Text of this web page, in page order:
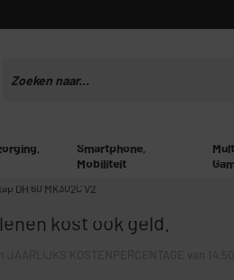
Smartphone,
Mobiliteit
DH 60 MK302C V2
kost ook geld.
JAARLIJKS KOSTENPERCENTAGE van